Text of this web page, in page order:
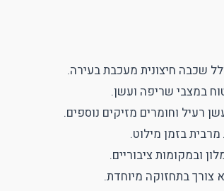
נעילה ותיוג
שכבה חיצונית מעכבת בעירה.
בזמן מילוט.
ובמקומות ציבוריים.